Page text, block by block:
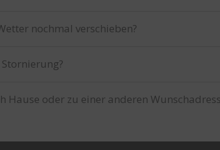
nochmal verschieben?
Hause oder zu einer anderen